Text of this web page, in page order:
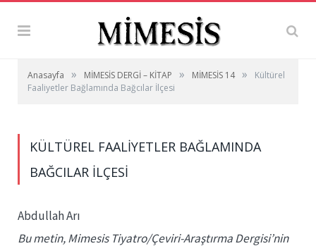
Anasayfa » MİMESİS DERGİ – KİTAP » MİMESİS 14 »
Kültürel
Faaliyetler Bağlamında Bağcılar İlçesi
KÜLTÜREL FAALIYETLER BAĞLAMINDA
BAĞCILAR İLÇESI
Abdullah Arı
Bu metin, Mimesis Tiyatro/Çeviri-Araştırma Dergisi’nin